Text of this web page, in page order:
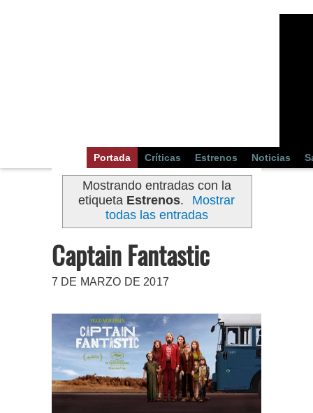
Portada Críticas Estrenos Noticias
Mostrando entradas con la
etiqueta Estrenos.
Mostrar
todas las entradas
Captain Fantastic
7 DE MARZO DE 2017